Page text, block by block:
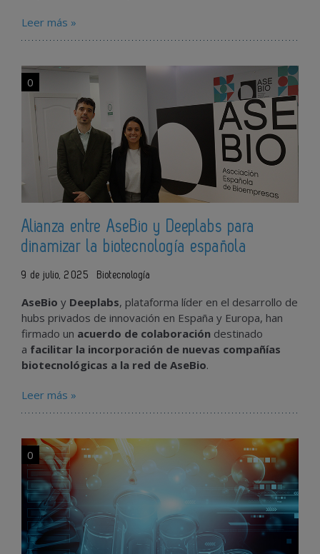
Leer más »
0
Alianza entre AseBio y Deeplabs para
dinamizar la biotecnología española
9 de julio, 2025 Biotecnología
AseBio y Deeplabs, plataforma líder en el desarrollo de
hubs privados de innovación en España y Europa, han
firmado un acuerdo de colaboración destinado
a facilitar la incorporación de nuevas compañías
biotecnológicas a la red de AseBio.
Leer más »
0